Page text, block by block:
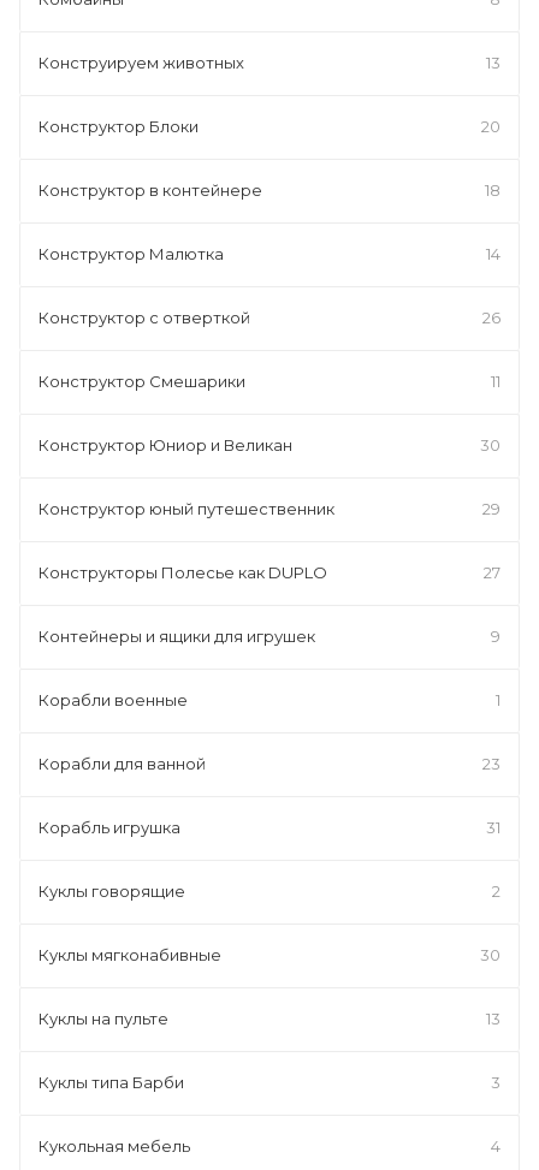
Конструируем животных 13
Конструктор Блоки 20
Конструктор в контейнере 18
Конструктор Малютка 14
Конструктор с отверткой 26
Конструктор Смешарики 11
Конструктор Юниор и Великан 30
Конструктор юный путешественник 29
Конструкторы Полесье как DUPLO 27
Контейнеры и ящики для игрушек 9
Корабли военные 1
Корабли для ванной 23
Корабль игрушка 31
Куклы говорящие 2
Куклы мягконабивные 30
Куклы на пульте 13
Куклы типа Барби 3
Кукольная мебель 4